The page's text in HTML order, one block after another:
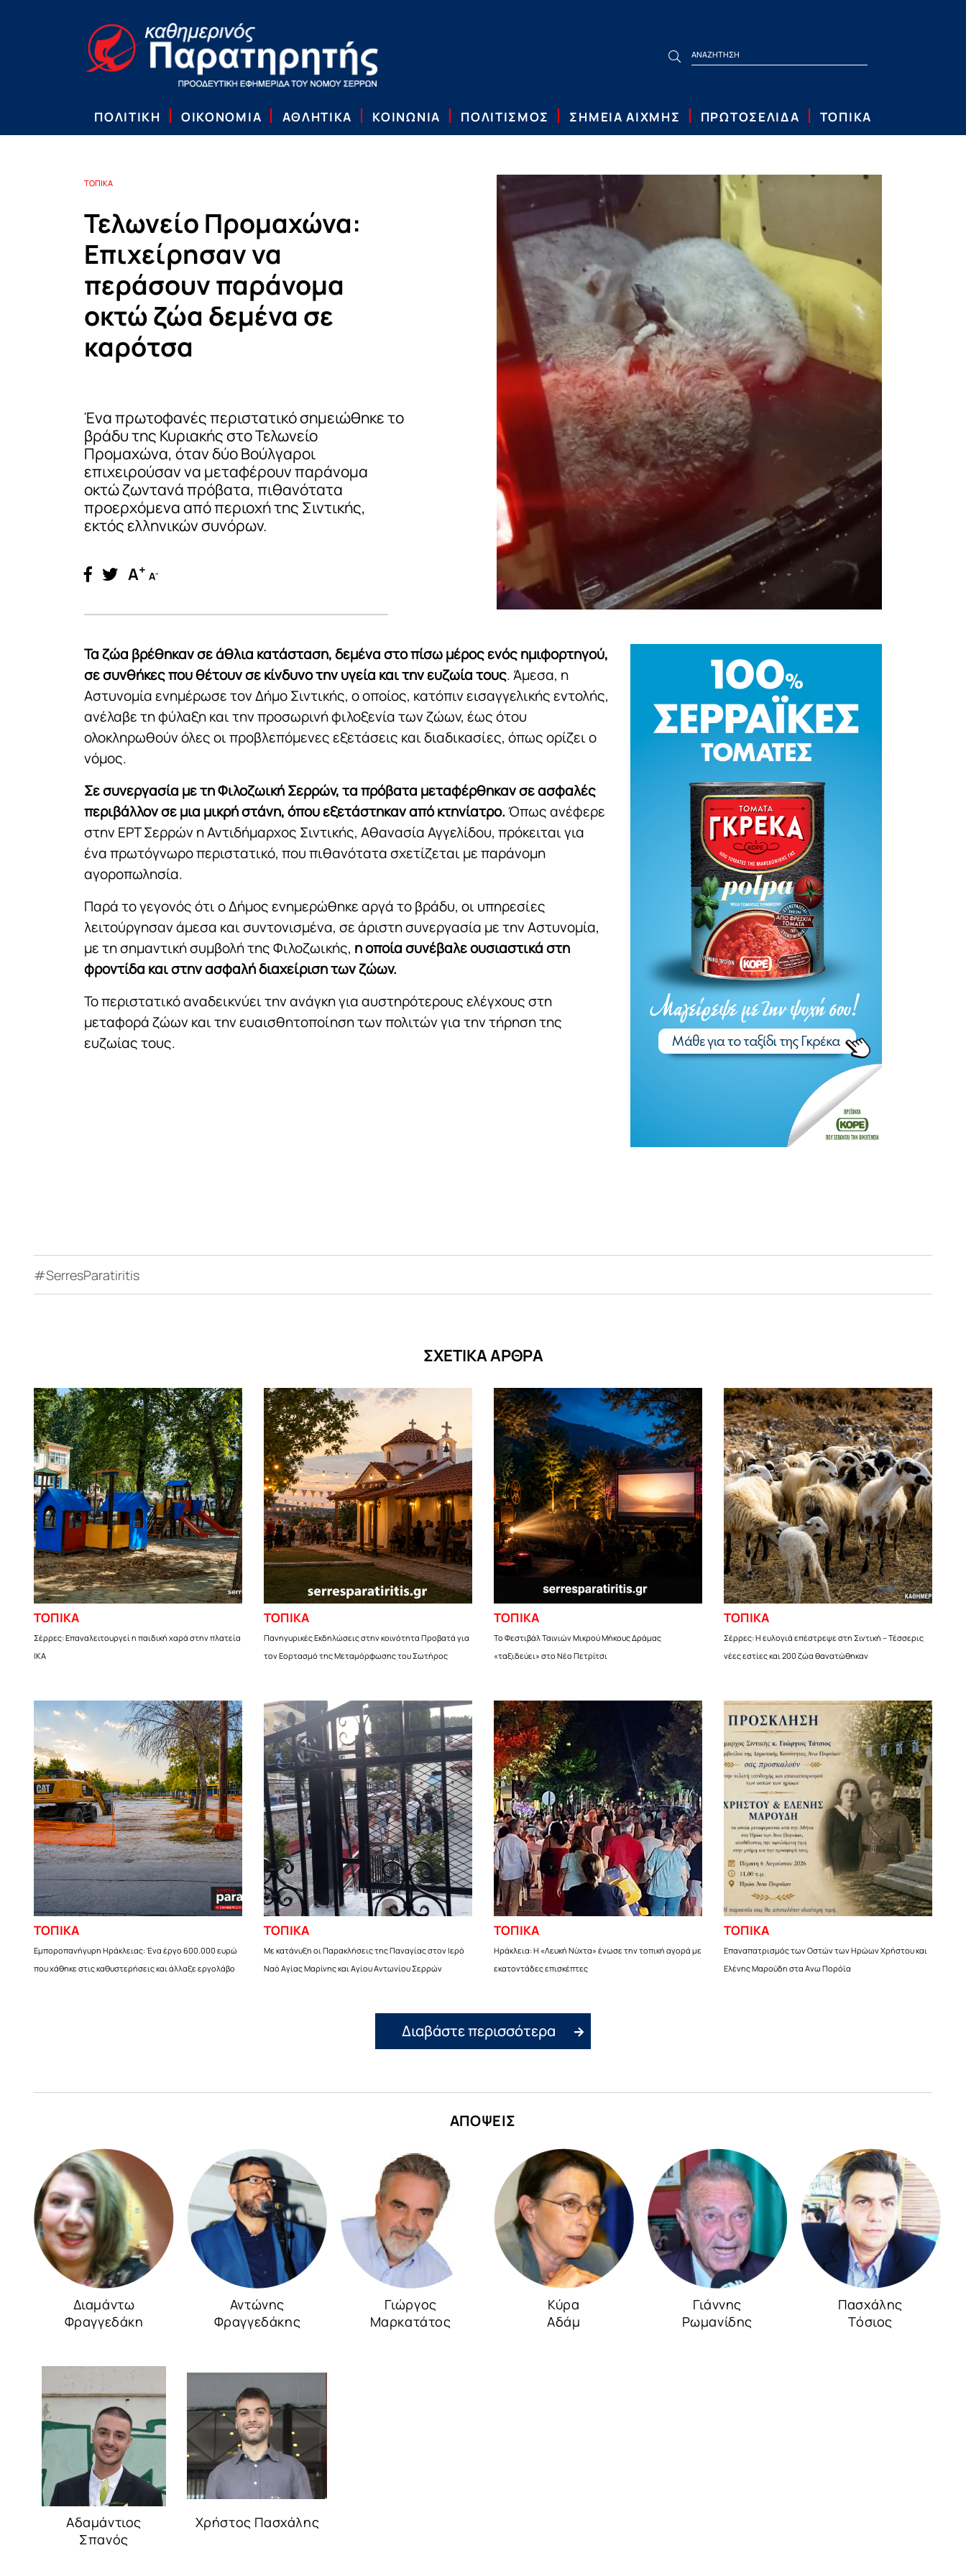
ΠΟΛΙΤΙΚΗ ΟΙΚΟΝΟΜΙΑ ΑΘΛΗΤΙΚΑ ΚΟΙΝΩΝΙΑ ΠΟΛΙΤΙΣΜΟΣ ΣΗΜΕΙΑ ΑΙΧΜΗΣ ΠΡΩΤΟΣΕΛΙΔΑ ΤΟΠΙΚΑ
ΤΟΠΙΚΑ
Τελωνείο Προμαχώνα:
Επιχείρησαν να
περάσουν παράνομα
οκτώ ζώα δεμένα σε
καρότσα
Ένα πρωτοφανές περιστατικό σημειώθηκε το
βράδυ της Κυριακής στο Τελωνείο
Προμαχώνα, όταν δύο Βούλγαροι
επιχειρούσαν να μεταφέρουν παράνομα
οκτώ ζωντανά πρόβατα, πιθανότατα
προερχόμενα από περιοχή της Σιντικής,
εκτός ελληνικών συνόρων.
A+ A-
Τα ζώα βρέθηκαν σε άθλια κατάσταση, δεμένα στο πίσω μέρος ενός ημιφορτηγού,
σε συνθήκες που θέτουν σε κίνδυνο την υγεία και την ευζωία τους. Άμεσα, η
Αστυνομία ενημέρωσε τον Δήμο Σιντικής, ο οποίος, κατόπιν εισαγγελικής εντολής,
ανέλαβε τη φύλαξη και την προσωρινή φιλοξενία των ζώων, έως ότου
ολοκληρωθούν όλες οι προβλεπόμενες εξετάσεις και διαδικασίες, όπως ορίζει ο
νόμος.
Σε συνεργασία με τη Φιλοζωική Σερρών, τα πρόβατα μεταφέρθηκαν σε ασφαλές
περιβάλλον σε μια μικρή στάνη, όπου εξετάστηκαν από κτηνίατρο.Όπως ανέφερε
στην ΕΡΤ Σερρών η Αντιδήμαρχος Σιντικής, Αθανασία Αγγελίδου, πρόκειται για
ένα πρωτόγνωρο περιστατικό, που πιθανότατα σχετίζεται με παράνομη
αγοροπωλησία.
Παρά το γεγονός ότι ο Δήμος ενημερώθηκε αργά το βράδυ, οι υπηρεσίες
λειτούργησαν άμεσα και συντονισμένα, σε άριστη συνεργασία με την Αστυνομία,
με τη σημαντική συμβολή της Φιλοζωικής, η οποία συνέβαλε ουσιαστικά στη
φροντίδα και στην ασφαλή διαχείριση των ζώων.
Το περιστατικό αναδεικνύει την ανάγκη για αυστηρότερους ελέγχους στη
μεταφορά ζώων και την ευαισθητοποίηση των πολιτών για την τήρηση της
ευζωίας τους.
#SerresParatiritis
ΣΧΕΤΙΚΑ ΑΡΘΡΑ
ΤΟΠΙΚΑ
Σέρρες: Επαναλειτουργεί η παιδική χαρά στην πλατεία
ΙΚΑ
ΤΟΠΙΚΑ
Πανηγυρικές Εκδηλώσεις στην κοινότητα Προβατά για
τον Εορτασμό της Μεταμόρφωσης του Σωτήρος
ΤΟΠΙΚΑ
Το Φεστιβάλ Ταινιών Μικρού Μήκους Δράμας
«ταξιδεύει» στο Νέο Πετρίτσι
ΤΟΠΙΚΑ
Σέρρες: Η ευλογιά επέστρεψε στη Σιντική – Τέσσερις
νέες εστίες και 200 ζώα θανατώθηκαν
ΤΟΠΙΚΑ
Εμποροπανήγυρη Ηράκλειας: Ένα έργο 600.000 ευρώ
που χάθηκε στις καθυστερήσεις και άλλαξε εργολάβο
ΤΟΠΙΚΑ
Με κατάνυξη οι Παρακλήσεις της Παναγίας στον Ιερό
Ναό Αγίας Μαρίνης και Αγίου Αντωνίου Σερρών
ΤΟΠΙΚΑ
Ηράκλεια: Η «Λευκή Νύχτα» ένωσε την τοπική αγορά με
εκατοντάδες επισκέπτες
ΤΟΠΙΚΑ
Επαναπατρισμός των Οστών των Ηρώων Χρήστου και
Ελένης Μαρούδη στα Ανω Πορόϊα
Διαβάστε περισσότερα
ΑΠΟΨΕΙΣ
Διαμάντω
Φραγγεδάκη
Αντώνης
Φραγγεδάκης
Γιώργος
Μαρκατάτος
Κύρα
Αδάμ
Γιάννης
Ρωμανίδης
Πασχάλης
Τόσιος
Αδαμάντιος
Σπανός
Χρήστος Πασχάλης